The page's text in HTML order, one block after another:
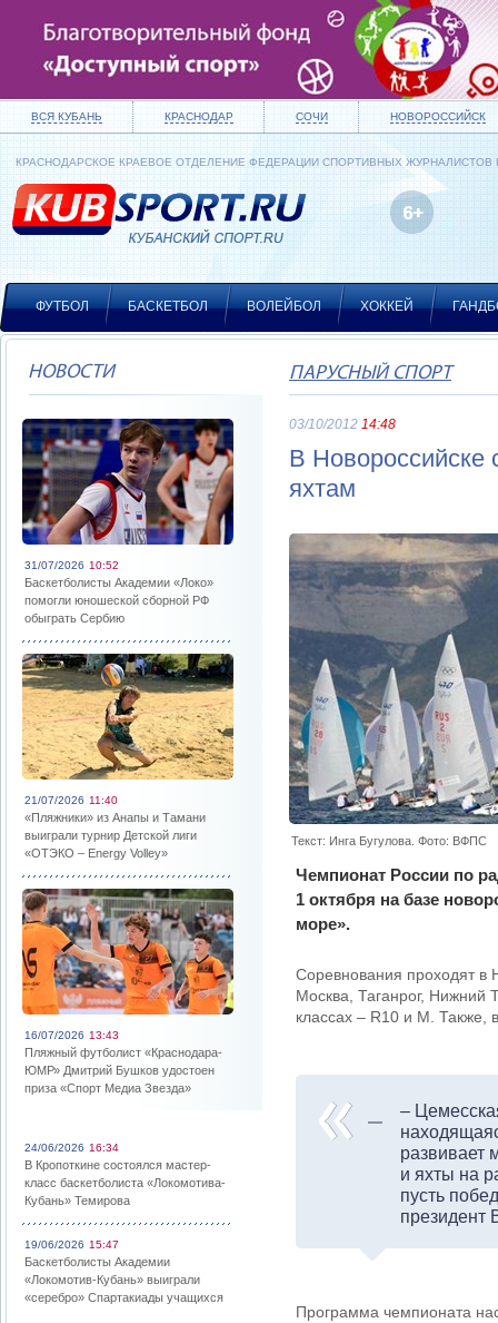
ВСЯ КУБАНЬ КРАСНОДАР СОЧИ НОВОРОССИЙСК
КРАСНОДАРСКОЕ КРАЕВОЕ ОТДЕЛЕНИЕ ФЕДЕРАЦИИ СПОРТИВНЫХ ЖУРНАЛИСТОВ
ФУТБОЛ БАСКЕТБОЛ ВОЛЕЙБОЛ ХОККЕЙ
НОВОСТИ
31/07/2026 10:52
Баскетболисты Академии «Локо»
помогли юношеской сборной РФ
обыграть Сербию
21/07/2026 11:40
«Пляжники» из Анапы и Тамани
выиграли турнир Детской лиги
«ОТЭКО – Energy Volley»
16/07/2026 13:43
Пляжный футболист «Краснодара-
ЮМР» Дмитрий Бушков удостоен
приза «Спорт Медиа Звезда»
24/06/2026 16:34
В Кропоткине состоялся мастер-
класс баскетболиста «Локомотива-
Кубань» Темирова
19/06/2026 15:47
Баскетболисты Академии
«Локомотив-Кубань» выиграли
«серебро» Спартакиады учащихся
ПАРУСНЫЙ СПОРТ
03/10/2012 14:48
В Новороссийске
яхтам
Текст: Инга Бугулова. Фото: ВФПС
Чемпионат России по
1 октября на базе
море».
Соревнования проходят в
Москва, Таганрог, Нижний
классах – R10 и M. Также,
–
развивает
и яхты на
пусть
Программа чемпионата